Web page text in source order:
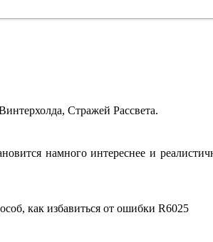
Стражей Рассвета.
намного интереснее и
как избавиться от ошибки R6025